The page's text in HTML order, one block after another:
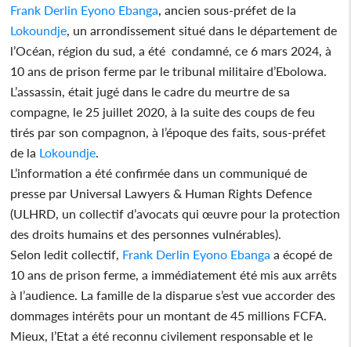
Frank Derlin Eyono Ebanga , ancien sous-préfet de la
Lokoundje , un arrondissement situé dans le département de
l’Océan, région du sud, a été condamné, ce 6 mars 2024, à
10 ans de prison ferme par le tribunal militaire d’Ebolowa.
L’assassin, était jugé dans le cadre du meurtre de sa
compagne, le 25 juillet 2020, à la suite des coups de feu
tirés par son compagnon, à l’époque des faits, sous-préfet
de la Lokoundje
L’information a été confirmée dans un communiqué de
presse par Universal Lawyers & Human Rights Defence
(ULHRD, un collectif d’avocats qui œuvre pour la protection
des droits humains et des personnes vulnérables).
Selon ledit collectif, Frank Derlin Eyono Ebanga a écopé de
10 ans de prison ferme, a immédiatement été mis aux arrêts
à l’audience. La famille de la disparue s’est vue accorder des
dommages intérêts pour un montant de 45 millions FCFA.
Mieux, l’Etat a été reconnu civilement responsable et le